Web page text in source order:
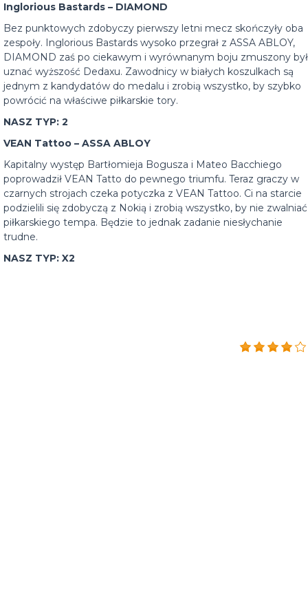
Inglorious Bastards – DIAMOND
Bez punktowych zdobyczy pierwszy letni mecz skończyły oba
zespoły. Inglorious Bastards wysoko przegrał z ASSA ABLOY,
DIAMOND zaś po ciekawym i wyrównanym boju zmuszony był
uznać wyższość Dedaxu. Zawodnicy w białych koszulkach są
jednym z kandydatów do medalu i zrobią wszystko, by szybko
powrócić na właściwe piłkarskie tory.
NASZ TYP: 2
VEAN Tattoo – ASSA ABLOY
Kapitalny występ Bartłomieja Bogusza i Mateo Bacchiego
poprowadził VEAN Tatto do pewnego triumfu. Teraz graczy w
czarnych strojach czeka potyczka z VEAN Tattoo. Ci na starcie
podzielili się zdobyczą z Nokią i zrobią wszystko, by nie zwalniać
piłkarskiego tempa. Będzie to jednak zadanie niesłychanie
trudne.
NASZ TYP: X2